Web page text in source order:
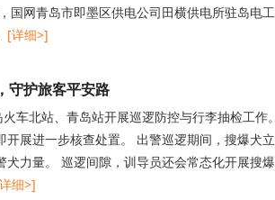
国网青岛市即墨区供电公司田横供电所驻岛电
[详细>]
守护旅客平安路
车北站、青岛站开展巡逻防控与行李抽检工作
展进一步核查处置。 出警巡逻期间，搜爆犬
力量。 巡逻间隙，训导员还会常态化开展搜
细>]